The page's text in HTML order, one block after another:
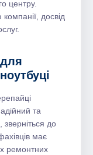
центру.
досвід
та
зверніться до
має
ремонтних